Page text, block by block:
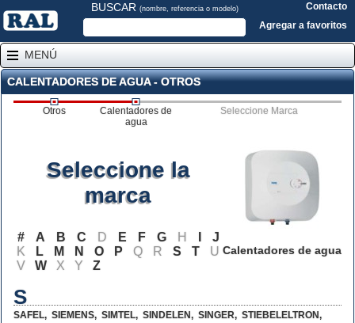
BUSCAR (nombre, referencia o modelo)
Contacto
Agregar a favoritos
MENÚ
CALENTADORES DE AGUA - OTROS
Otros
Calentadores de
agua
Seleccione Marca
Calentadores de agua
Seleccione la
marca
# A B C D E F G H
J
K
L M N O P Q R S T
U
V
W X Y Z
S
SAFEL, SIEMENS, SIMTEL, SINDELEN, SINGER, STIEBELELTRON,